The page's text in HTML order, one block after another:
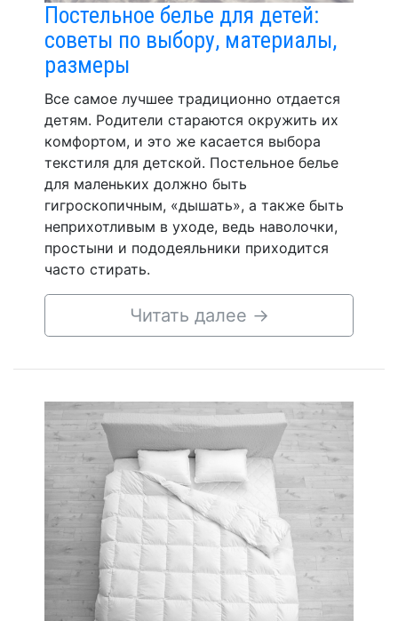
Постельное белье для детей:
советы по выбору, материалы,
размеры
Все самое лучшее традиционно отдается
детям. Родители стараются окружить их
комфортом, и это же касается выбора
текстиля для детской. Постельное белье
для маленьких должно быть
гигроскопичным, «дышать», а также быть
неприхотливым в уходе, ведь наволочки,
простыни и пододеяльники приходится
часто стирать.
Читать далее →